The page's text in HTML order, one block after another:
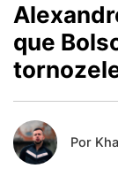
que
Por